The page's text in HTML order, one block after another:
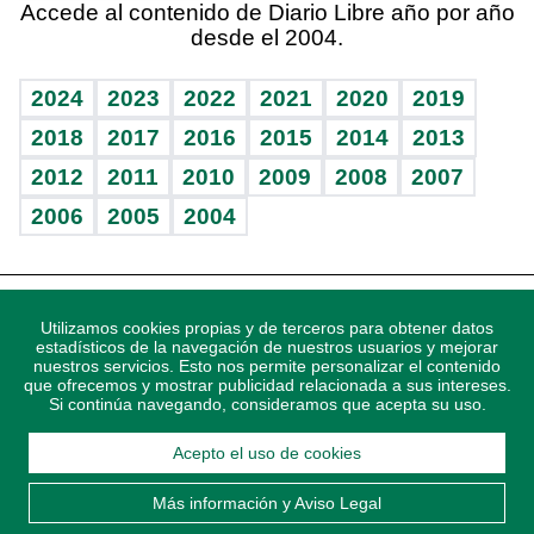
Vida y familia
Eñe
Celebrando la vida
Sin complejos
En pocas palabras
Escuchando al corazón
Economía Personal
BRV
TBT Deportivo
Más firmas
Guía del dinero
Horóscopos
Juegos
Accede al contenido de Diario Libre año por año
desde el 2004.
2024 2023 2022 2021 2020
2019
2018
2017 2016 2015 2014
2013
2012
2011 2010 2009 2008
2007
2006
2005 2004
sistema Huawei.
© 2021 Diario Libre, todos los derechos reservados.
Aviso Legal. Ponte enContactocon nosotros y
conoce más sobre Diario Libre
Utilizamos cookies propias y de terceros para obtener datos
estadísticos de la navegación de nuestros usuarios y mejorar
nuestros servicios. Esto nos permite personalizar el contenido
que ofrecemos y mostrar publicidad relacionada a sus intereses.
Si continúa navegando, consideramos que acepta su uso.
Acepto el uso de cookies
Más información y Aviso Legal